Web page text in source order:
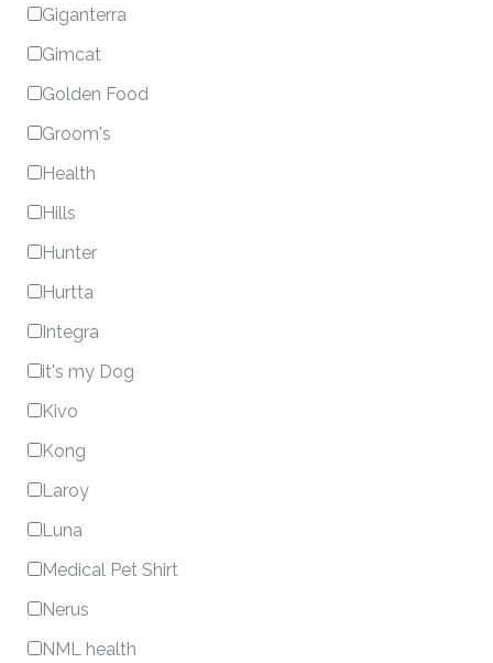
Giganterra
Gimcat
Golden Food
Groom's
Health
Hills
Hunter
Hurtta
Integra
it's my Dog
Kivo
Kong
Laroy
Luna
Medical Pet Shirt
Nerus
NML health